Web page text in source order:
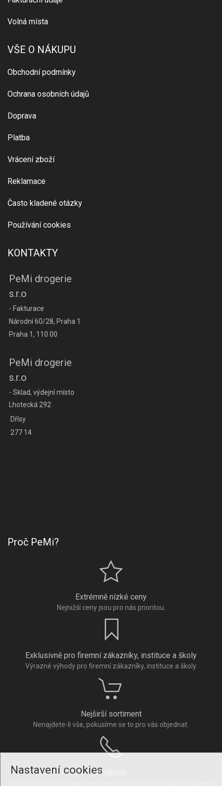
Nastavení cookies
Volná místa
VŠE O NÁKUPU
Obchodní podmínky
Ochrana osobních údajů
Doprava
Platba
Vrácení zboží
Reklamace
Často kladené otázky
Používání cookies
KONTAKTY
PeMi drogerie
s.r.o
- Fakturace
Národní 60/28, Praha 1
Praha 1, 110 00
PeMi drogerie
s.r.o
- Sklad, výdejní místo
Lhotecká 292
Dřísy
277 14
Proč PeMi?
Extrémně nízké ceny
Nejnižší ceny jsou pro nás prioritou.
Exklusivně pro firemní zákazníky, instituce a školy
Výrazné výhody pro firemní zákazníky, instituce a školy.
Nejširší sortiment
Nenajdete-li vše, pokusíme se to pro vás objednat.
Podpora